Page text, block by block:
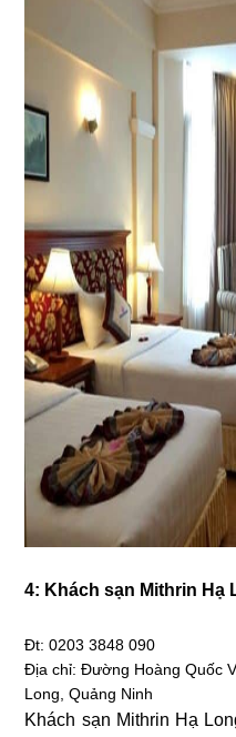
4: Khách sạn Mithrin Hạ
Đt: 0203 3848 090
Địa chỉ: Đường Hoàng Quốc
Long, Quảng Ninh
Khách sạn Mithrin Hạ